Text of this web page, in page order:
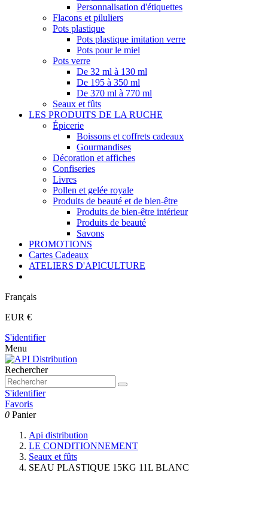
Personnalisation d'étiquettes
Flacons et piluliers
Pots plastique
Pots plastique imitation verre
Pots pour le miel
Pots verre
De 32 ml à 130 ml
De 195 à 350 ml
De 370 ml à 770 ml
Seaux et fûts
LES PRODUITS DE LA RUCHE
Épicerie
Boissons et coffrets cadeaux
Gourmandises
Décoration et affiches
Confiseries
Livres
Pollen et gelée royale
Produits de beauté et de bien-être
Produits de bien-être intérieur
Produits de beauté
Savons
PROMOTIONS
Cartes Cadeaux
ATELIERS D'APICULTURE
Français
EUR €
S'identifier
Menu
Rechercher
S'identifier
Favoris
0 Panier
Api distribution
LE CONDITIONNEMENT
Seaux et fûts
SEAU PLASTIQUE 15KG 11L BLANC